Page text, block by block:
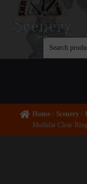
Home/ Scenery/
Modular Clear